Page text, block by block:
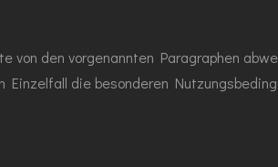
den vorgenannten Paragraphen
die besonderen